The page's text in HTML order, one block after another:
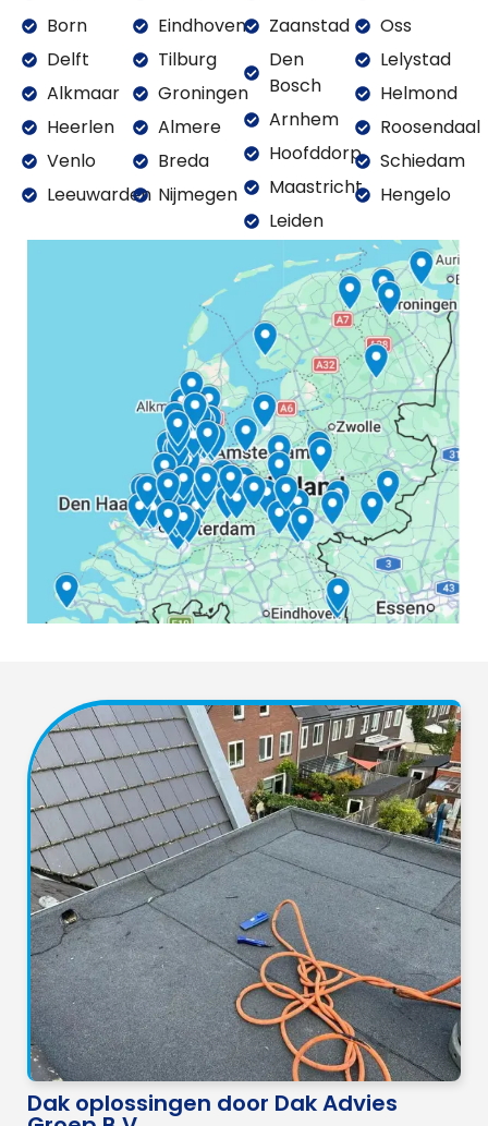
Born
Delft
Alkmaar
Heerlen
Venlo
Leeuwarden
Eindhoven
Tilburg
Groningen
Almere
Breda
Nijmegen
Zaanstad
Den
Bosch
Arnhem
Hoofddorp
Maastricht
Leiden
Oss
Lelystad
Helmond
Roosendaal
Schiedam
Hengelo
Dak oplossingen door Dak Advies